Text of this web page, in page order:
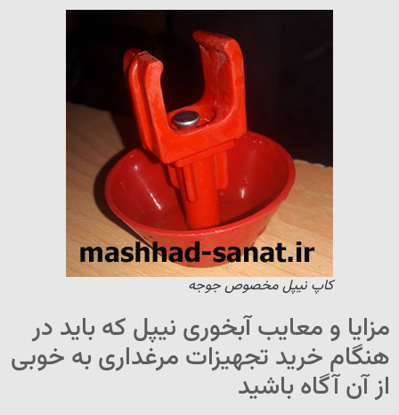
کاپ نیپل مخصوص جوجه
مزایا و معایب آبخوری نیپل که باید در
هنگام خرید تجهیزات مرغداری به خوبی
از آن آگاه باشید